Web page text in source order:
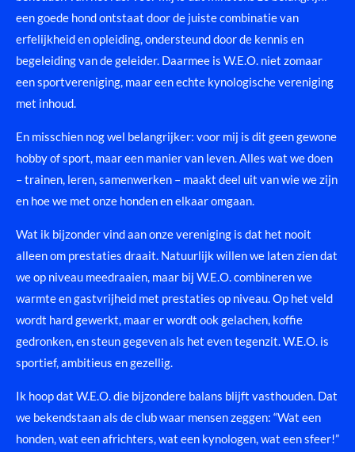
een goede hond ontstaat door de juiste combinatie van
erfelijkheid en opleiding, ondersteund door de kennis en
begeleiding van de geleider. Daarmee is W.E.O. niet zomaar
een sportvereniging, maar een echte kynologische vereniging
met inhoud.
En misschien nog wel belangrijker: voor mij is dit geen gewone
hobby of sport, maar een manier van leven. Alles wat we doen
– trainen, leren, samenwerken – maakt deel uit van wie we zijn
en hoe we met onze honden en elkaar omgaan.
Wat ik bijzonder vind aan onze vereniging is dat het nooit
alleen om prestaties draait. Natuurlijk willen we laten zien dat
we op niveau meedraaien, maar bij W.E.O. combineren we
warmte en gastvrijheid met prestaties op niveau. Op het veld
wordt hard gewerkt, maar er wordt ook gelachen, koffie
gedronken, en steun gegeven als het even tegenzit. W.E.O. is
sportief, ambitieus en gezellig.
Ik hoop dat W.E.O. die bijzondere balans blijft vasthouden. Dat
we bekendstaan als de club waar mensen zeggen: “Wat een
honden, wat een africhters, wat een kynologen, wat een sfeer!”